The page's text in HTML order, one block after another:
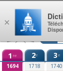
Aller au contenu
1 re
1694
2e
1718
3e
1740
×